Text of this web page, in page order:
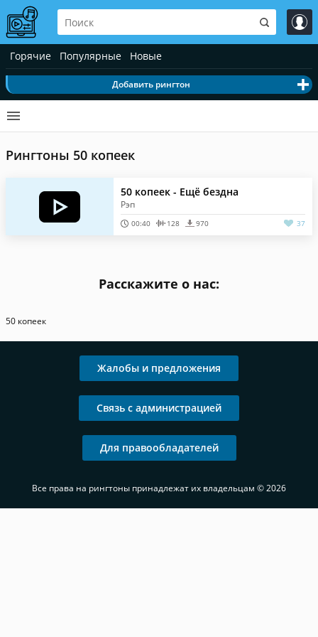
Горячие Популярные Новые
Добавить рингтон
Рингтоны 50 копеек
50 копеек - Ещё бездна
Рэп
00:40 128 970 37
Расскажите о нас:
50 копеек
Жалобы и предложения
Связь с администрацией
Для правообладателей
Все права на рингтоны принадлежат их владельцам © 2026